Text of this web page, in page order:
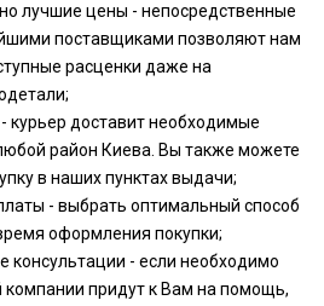
лучшие цены - непосредственные
поставщиками позволяют нам
расценки даже на
курьер доставит необходимые
район Киева. Вы также можете
в наших пунктах выдачи;
- выбрать оптимальный способ
оформления покупки;
консультации - если необходимо
придут к Вам на помощь,